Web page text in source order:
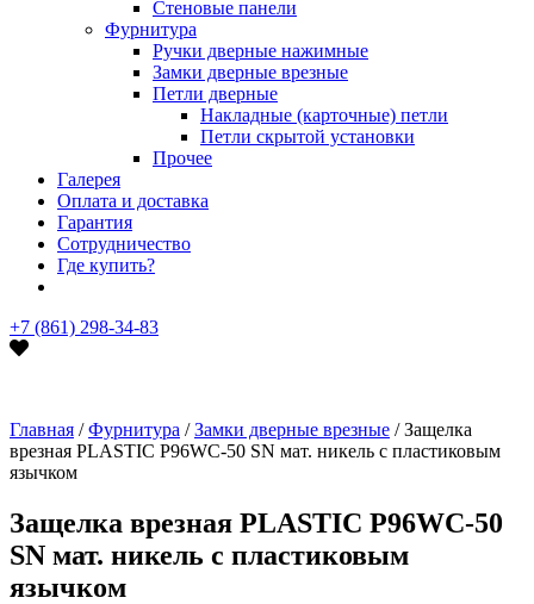
Стеновые панели
Фурнитура
Ручки дверные нажимные
Замки дверные врезные
Петли дверные
Накладные (карточные) петли
Петли скрытой установки
Прочее
Галерея
Оплата и доставка
Гарантия
Сотрудничество
Где купить?
+7 (861) 298-34-83
Главная /Фурнитура /Замки дверные врезные / Защелка
врезная PLASTIC P96WC-50 SN мат. никель с пластиковым
язычком
Защелка врезная PLASTIC P96WC-50
SN мат. никель с пластиковым
язычком